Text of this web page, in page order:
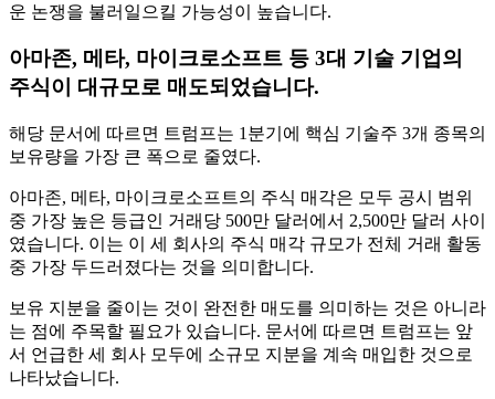
운 논쟁을 불러일으킬 가능성이 높습니다.
아마존, 메타, 마이크로소프트 등 3대 기술 기업의
주식이 대규모로 매도되었습니다.
해당 문서에 따르면 트럼프는 1분기에 핵심 기술주 3개 종목의
보유량을 가장 큰 폭으로 줄였다.
아마존, 메타, 마이크로소프트의 주식 매각은 모두 공시 범위
중 가장 높은 등급인 거래당 500만 달러에서 2,500만 달러 사이
였습니다. 이는 이 세 회사의 주식 매각 규모가 전체 거래 활동
중 가장 두드러졌다는 것을 의미합니다.
보유 지분을 줄이는 것이 완전한 매도를 의미하는 것은 아니라
는 점에 주목할 필요가 있습니다. 문서에 따르면 트럼프는 앞
서 언급한 세 회사 모두에 소규모 지분을 계속 매입한 것으로
나타났습니다.